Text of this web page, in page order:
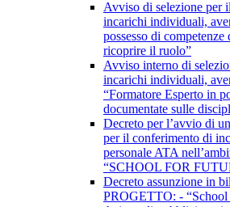
Avviso di selezione per
incarichi individuali,
possesso di competenze
ricoprire il ruolo”
Avviso interno di
incarichi individuali,
“Formatore Esperto in
documentate sulle
Decreto per l’avvio di
per il conferimento di
personale ATA
“SCHOOL FOR
Decreto assunzione in
PROGETTO: -